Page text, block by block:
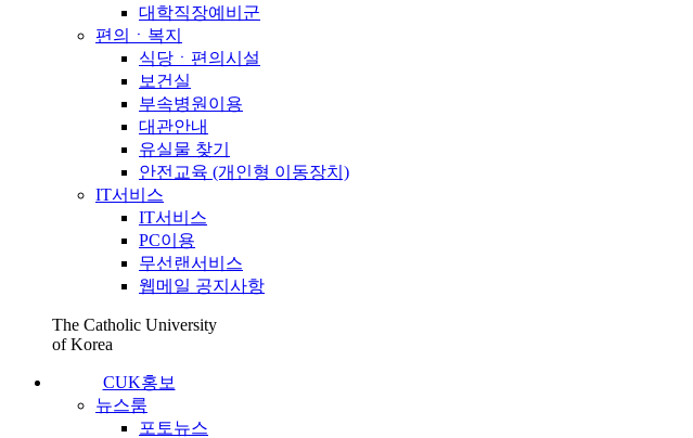
대학직장예비군
편의ㆍ복지
식당ㆍ편의시설
보건실
부속병원이용
대관안내
유실물 찾기
안전교육 (개인형 이동장치)
IT서비스
IT서비스
PC이용
무선랜서비스
웹메일 공지사항
The Catholic University
of Korea
CUK홍보
뉴스룸
포토뉴스